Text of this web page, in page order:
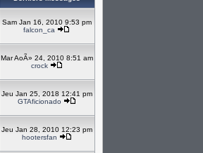
Sam Jan 16, 2010 9:53 pm
falcon_ca
Mar AoÃ» 24, 2010 8:51 am
crock
Jeu Jan 25, 2018 12:41 pm
GTAficionado
Jeu Jan 28, 2010 12:23 pm
hootersfan